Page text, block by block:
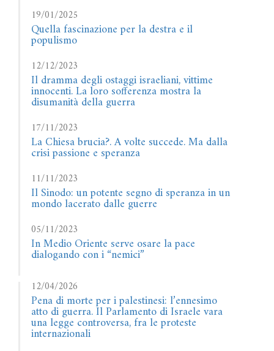
19/01/2025
Quella fascinazione per la destra e il
populismo
12/12/2023
Il dramma degli ostaggi israeliani, vittime
innocenti. La loro sofferenza mostra la
disumanità della guerra
17/11/2023
La Chiesa brucia?. A volte succede. Ma dalla
crisi passione e speranza
11/11/2023
Il Sinodo: un potente segno di speranza in un
mondo lacerato dalle guerre
05/11/2023
In Medio Oriente serve osare la pace
dialogando con i “nemici”
12/04/2026
Pena di morte per i palestinesi: l’ennesimo
atto di guerra. Il Parlamento di Israele vara
una legge controversa, fra le proteste
internazionali